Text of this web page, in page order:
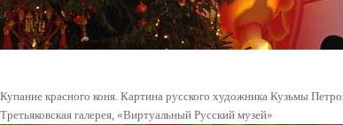
Купание красного коня. Картина русского художника Кузьмы
Третьяковская галерея, «Виртуальный Русский музей»